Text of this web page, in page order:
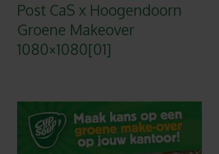
Post CaS x Hoogendoorn
Groene Makeover
1080×1080[01]